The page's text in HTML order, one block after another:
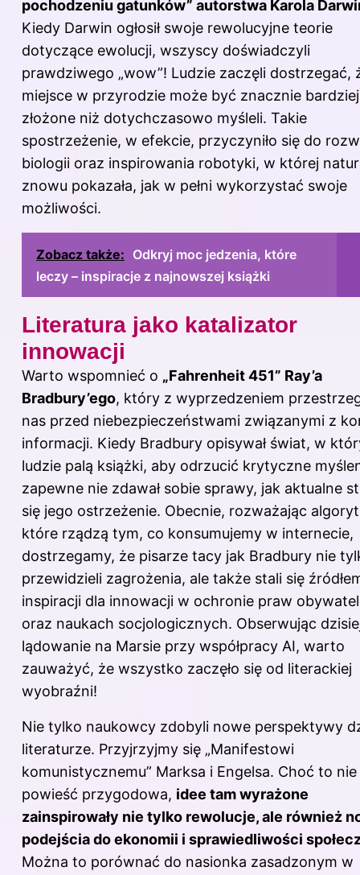
pochodzeniu gatunków” autorstwa Karola
Kiedy Darwin ogłosił swoje rewolucyjne teorie
dotyczące ewolucji, wszyscy doświadczyli
prawdziwego „wow”! Ludzie zaczęli dostrzegać,
miejsce w przyrodzie może być znacznie bardziej
złożone niż dotychczasowo myśleli. Takie
spostrzeżenie, w efekcie, przyczyniło się do
biologii oraz inspirowania robotyki, w której
znowu pokazała, jak w pełni wykorzystać swoje
możliwości.
Zobacz także: Odkryj moc jedzenia, które
leczy – inspiracje z najnowszej książki
Literatura jako katalizator
innowacji
Warto wspomnieć o „Fahrenheit 451” Ray’a
Bradbury’ego, który z wyprzedzeniem
nas przed niebezpieczeństwami związanymi z
informacji. Kiedy Bradbury opisywał świat, w
ludzie palą książki, aby odrzucić krytyczne
zapewne nie zdawał sobie sprawy, jak aktualne
się jego ostrzeżenie. Obecnie, rozważając
które rządzą tym, co konsumujemy w internecie,
dostrzegamy, że pisarze tacy jak Bradbury nie
przewidzieli zagrożenia, ale także stali się
inspiracji dla innowacji w ochronie praw
oraz naukach socjologicznych. Obserwując
lądowanie na Marsie przy współpracy AI, warto
zauważyć, że wszystko zaczęło się od literackiej
wyobraźni!
Nie tylko naukowcy zdobyli nowe perspektywy
literaturze. Przyjrzyjmy się „Manifestowi
komunistycznemu” Marksa i Engelsa. Choć to nie
powieść przygodowa, idee tam wyrażone
zainspirowały nie tylko rewolucje, ale również
podejścia do ekonomii i sprawiedliwości
Można to porównać do nasionka zasadzonym w